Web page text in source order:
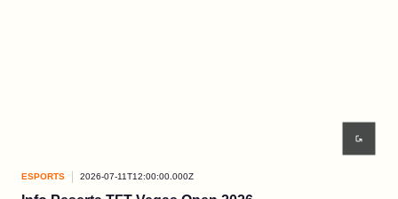
ESPORTS 2026-07-11T12:00:00.000Z